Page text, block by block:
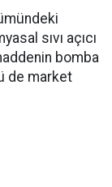
sıvı açıcı
bomba
de market